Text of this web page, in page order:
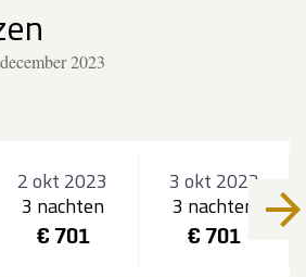
2023
2 okt 2023
3 nachten
€ 701
3 okt 2023
3 nachten
€ 701